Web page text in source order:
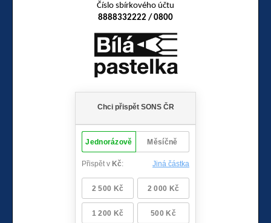
Číslo sbírkového účtu
8888332222 / 0800